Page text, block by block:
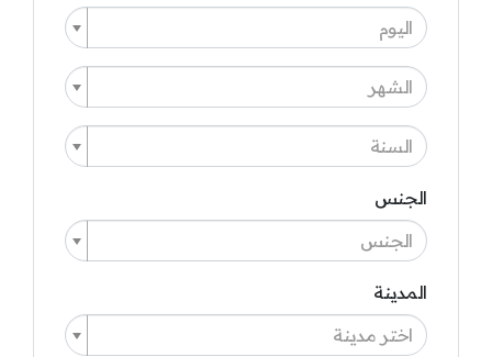
اليوم
الشهر
السنة
الجنس
الجنس
المدينة
اختر مدينة